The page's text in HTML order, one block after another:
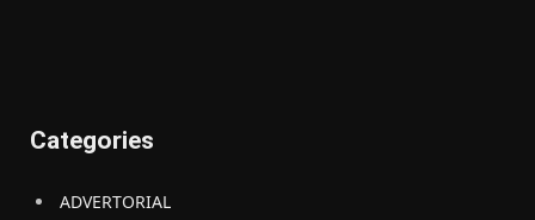
Categories
ADVERTORIAL